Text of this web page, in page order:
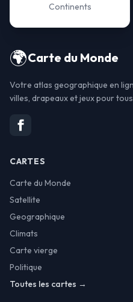
Continents
🌍Carte du Monde
Votre atlas geographique en
villes, drapeaux et jeux pour
CARTES
Carte du Monde
Satellite
Geographique
Climats
Carte vierge
Politique
Toutes les cartes →